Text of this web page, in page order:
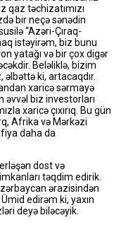
qaz təchizatımızı
bir neçə sənədin
“Azəri-Çıraq-
istəyirəm, biz bunu
yatağı və bir çox digər
Beləliklə, bizim
ki, artacaqdır.
xaricə sərmayə
əvvəl biz investorları
xaricə çıxırıq. Bu gün
Afrika və Mərkəzi
daha da
dost və
təqdim edirik.
ərazisindən
edirəm ki, yaxın
deyə biləcəyik.